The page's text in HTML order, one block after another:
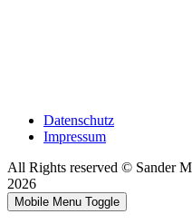
Datenschutz
Impressum
All Rights reserved © Sander
2026
Mobile Menu Toggle